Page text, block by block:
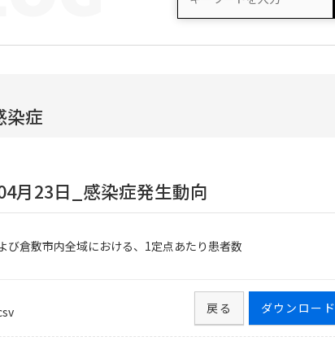
染症
月23日_感染症発生動向
び倉敷市内全域における、1定点あたり患者数
ダウンロード
戻る